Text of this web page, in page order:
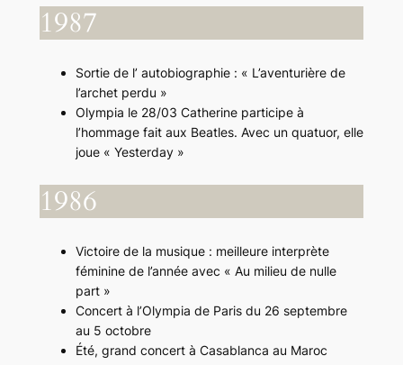
1987
Sortie de l’ autobiographie : « L’aventurière de
l’archet perdu »
Olympia le 28/03 Catherine participe à
l’hommage fait aux Beatles. Avec un quatuor, elle
joue « Yesterday »
1986
Victoire de la musique : meilleure interprète
féminine de l’année avec « Au milieu de nulle
part »
Concert à l’Olympia de Paris du 26 septembre
au 5 octobre
Été, grand concert à Casablanca au Maroc